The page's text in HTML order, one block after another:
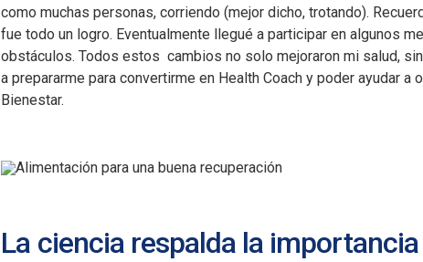
como muchas personas, corriendo (mejor dicho, trotando).
fue todo un logro. Eventualmente llegué a participar en algunos
obstáculos. Todos estos cambios no solo mejoraron mi salud,
a prepararme para convertirme en Health Coach y poder ayudar a
Bienestar.
La ciencia respalda la